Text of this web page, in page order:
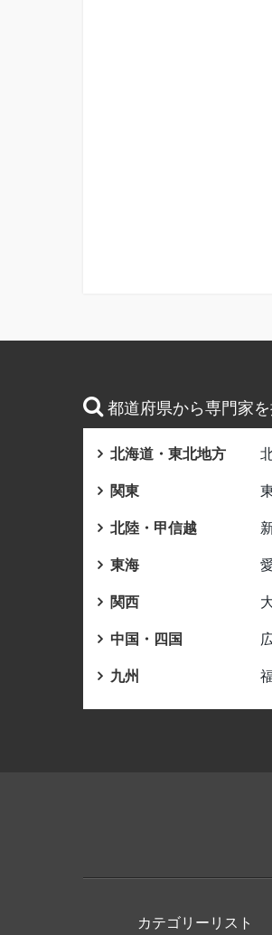
都道府県から専門家
北海道・東北地方
関東
北陸・甲信越
東海
関西
中国・四国
九州
カテゴリーリスト